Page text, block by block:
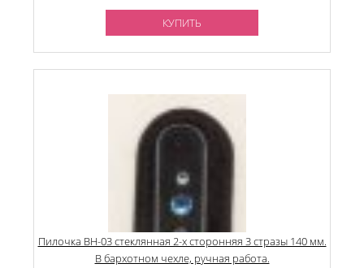
КУПИТЬ
Пилочка BH-03 стеклянная 2-х сторонняя 3 стразы 140 мм.
В бархотном чехле, ручная работа.